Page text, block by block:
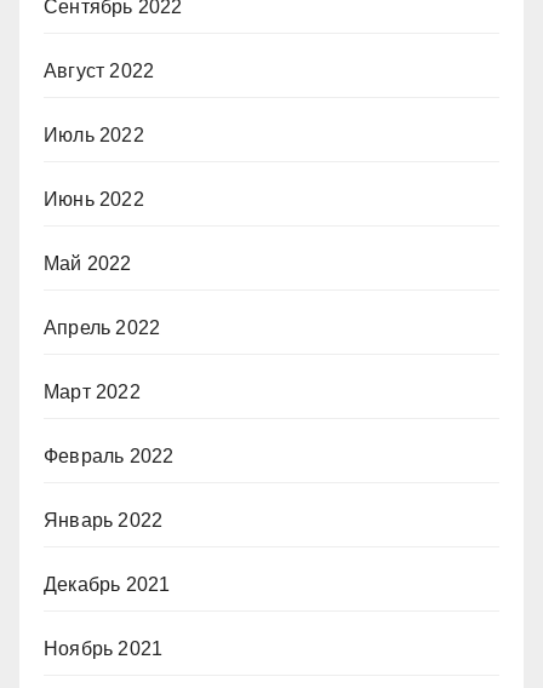
Сентябрь 2022
Август 2022
Июль 2022
Июнь 2022
Май 2022
Апрель 2022
Март 2022
Февраль 2022
Январь 2022
Декабрь 2021
Ноябрь 2021